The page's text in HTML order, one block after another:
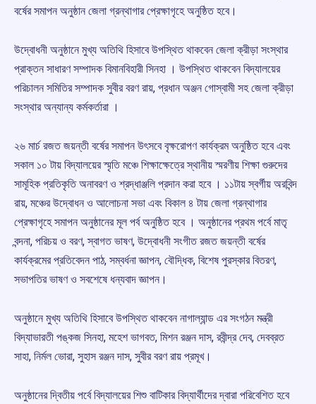
বর্ষের সমাপন অনুষ্ঠান জেলা গ্রন্থাগার প্রেক্ষাগৃহে অনুষ্ঠিত হবে।
উদ্বোধনী অনুষ্ঠানে মুখ্য অতিথি হিসাবে উপস্থিত থাকবেন জেলা ক্রীড়া সংস্থার
প্রাক্তন সাধারণ সম্পাদক বিমানবিহারী সিনহা । উপস্থিত থাকবেন বিদ্যালয়ের
পরিচালন সমিতির সম্পাদক সুবীর বরণ রায়, প্রধান অঞ্জন গোস্বামী সহ জেলা ক্রীড়া
সংস্থার অন্যান্য কর্মকর্তারা ।
২৬ মার্চ রজত জয়ন্তী বর্ষের সমাপন উৎসবে বৃক্ষরোপণ কার্যক্রম অনুষ্ঠিত হবে এবং
সকাল ১০ টায় বিদ্যালয়ের স্মৃতি মঞ্চে শিক্ষাক্ষেত্রে স্থানীয় স্মরণীয় শিক্ষা গুরুদের
সামূহিক প্রতিকৃতি অনাবরণ ও শ্রদ্ধাঞ্জলি প্রদান করা হবে । ১১টায় স্বর্গীয় অরবিন্দ
রায়, মঞ্চের উদ্বোধন ও আলোচনা সভা এবং বিকাল ৪ টায় জেলা গ্রন্থাগার
প্রেক্ষাগৃহে সমাপন অনুষ্ঠানের মূল পর্ব অনুষ্ঠিত হবে । অনুষ্ঠানের প্রথম পর্বে মাতৃ
বন্দনা, পরিচয় ও বরণ, স্বাগত ভাষণ, উদ্বোধনী সংগীত রজত জয়ন্তী বর্ষের
কার্যক্রমের প্রতিবেদন পাঠ, সম্বর্ধনা জ্ঞাপন, বৌদ্ধিক, বিশেষ পুরস্কার বিতরণ,
সভাপতির ভাষণ ও সবশেষে ধন্যবাদ জ্ঞাপন।
অনুষ্ঠানে মুখ্য অতিথি হিসাবে উপস্থিত থাকবেন নাগাল্যান্ড এর সংগঠন মন্ত্রী
বিদ্যাভারতী পঙ্কজ সিনহা, মহেশ ভাগবত, মিশন রঞ্জন দাস, রবীন্দ্র দেব, দেবব্রত
সাহা, নির্মল ভোরা, সুহাস রঞ্জন দাস, সুবীর বরণ রায় প্রমূখ।
অনুষ্ঠানের দ্বিতীয় পর্বে বিদ্যালয়ের শিশু বাটিকার বিদ্যার্থীদের দ্বারা পরিবেশিত হবে